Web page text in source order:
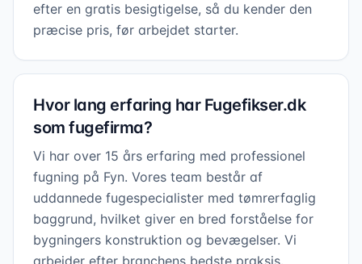
efter en gratis besigtigelse, så du kender den
præcise pris, før arbejdet starter.
Hvor lang erfaring har Fugefikser.dk
som fugefirma?
Vi har over 15 års erfaring med professionel
fugning på Fyn. Vores team består af
uddannede fugespecialister med tømrerfaglig
baggrund, hvilket giver en bred forståelse for
bygningers konstruktion og bevægelser. Vi
arbejder efter branchens bedste praksis.